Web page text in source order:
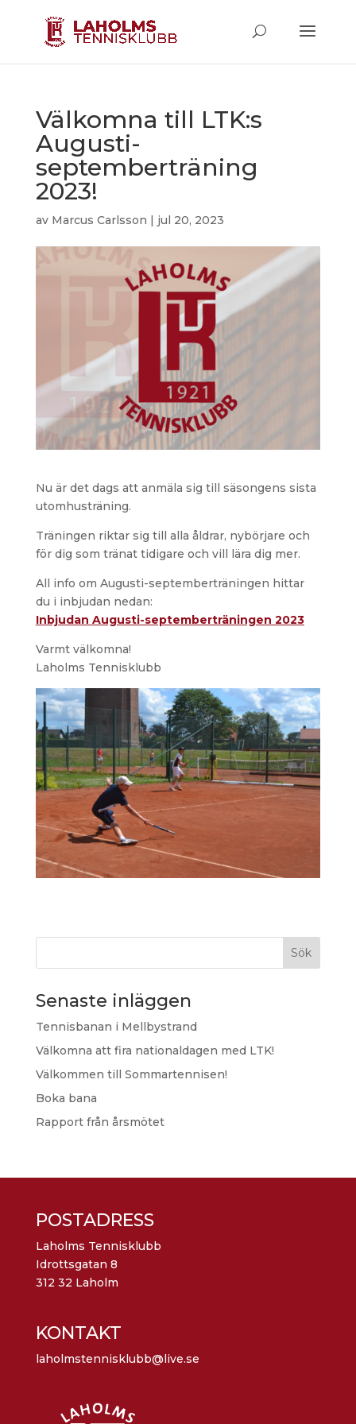
Välkomna till LTK:s
Augusti-
septemberträning
2023!
av Marcus Carlsson | jul 20, 2023
Nu är det dags att anmäla sig till säsongens sista
utomhusträning.
Träningen riktar sig till alla åldrar, nybörjare och
för dig som tränat tidigare och vill lära dig mer.
All info om Augusti-septemberträningen hittar
du i inbjudan nedan:
Inbjudan Augusti-septemberträningen 2023
Varmt välkomna!
Laholms Tennisklubb
Sök
Senaste inläggen
Tennisbanan i Mellbystrand
Välkomna att fira nationaldagen med LTK!
Välkommen till Sommartennisen!
Boka bana
Rapport från årsmötet
POSTADRESS
Laholms Tennisklubb
Idrottsgatan 8
312 32 Laholm
KONTAKT
laholmstennisklubb@live.se